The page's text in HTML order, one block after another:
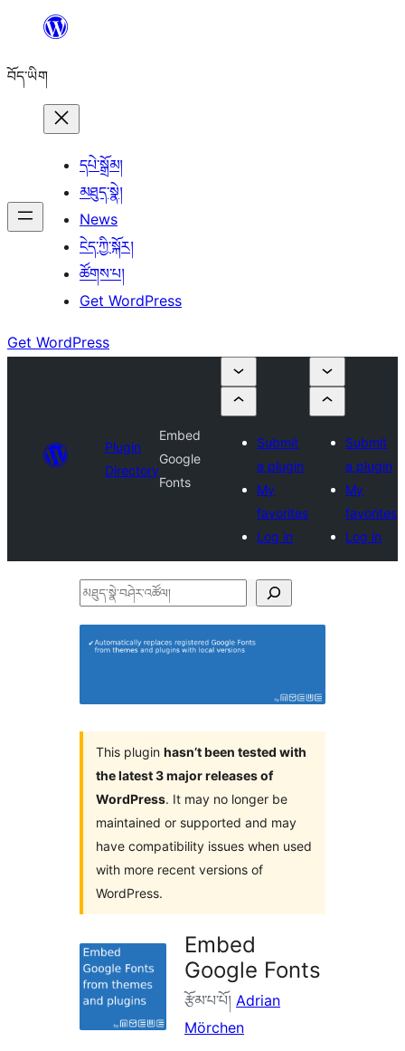
content
བོད་ཡིག
དཔེ་སྒྲོམ།
མཐུད་སྣེ།
News
ངེད་ཀྱི་སྐོར།
ཚོགས་པ།
Get WordPress
Get WordPress
Plugin
Directory
Embed
Google
Fonts
Submit
a plugin
My
favorites
Log in
Submit
a plugin
My
favorites
Log in
མཐུད་
བཤེར་
This plugin hasn’t been tested with
the latest 3 major releases of
WordPress. It may no longer be
maintained or supported and may
have compatibility issues when used
with more recent versions of
WordPress.
Embed
Google Fonts
རྩོམ་པ་པོ། Adrian
Mörchen